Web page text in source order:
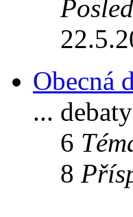
Obecná
...
6
8